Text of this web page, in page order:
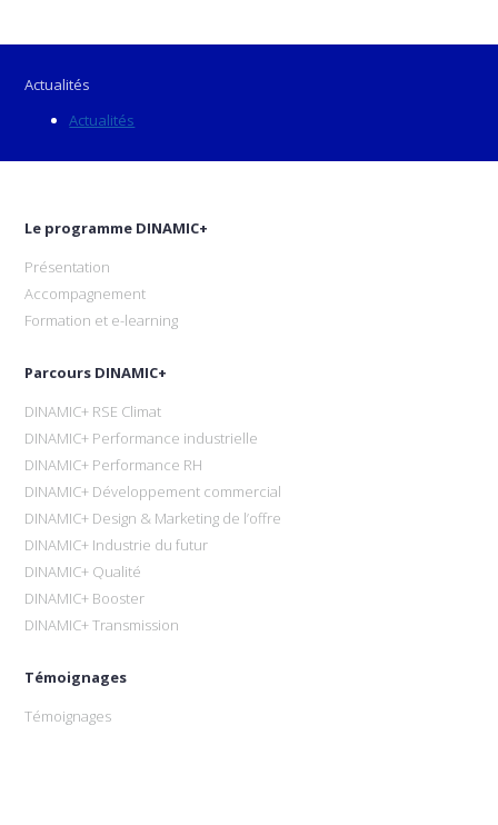
Actualités
Actualités
Le programme DINAMIC+
Présentation
Accompagnement
Formation et e-learning
Parcours DINAMIC+
DINAMIC+ RSE Climat
DINAMIC+ Performance industrielle
DINAMIC+ Performance RH
DINAMIC+ Développement commercial
DINAMIC+ Design & Marketing de l’offre
DINAMIC+ Industrie du futur
DINAMIC+ Qualité
DINAMIC+ Booster
DINAMIC+ Transmission
Témoignages
Témoignages